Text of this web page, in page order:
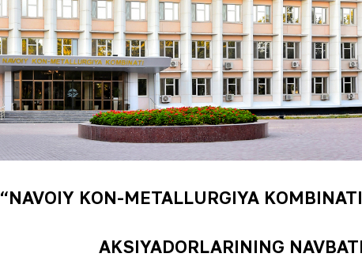
“NAVOIY KON-METALLURGIYA
AKSIYADORLARINING